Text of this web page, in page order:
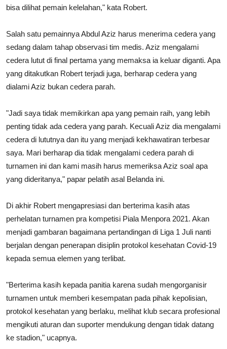
bisa dilihat pemain kelelahan," kata Robert.
Salah satu pemainnya Abdul Aziz harus menerima cedera yang
sedang dalam tahap observasi tim medis. Aziz mengalami
cedera lutut di final pertama yang memaksa ia keluar diganti. Apa
yang ditakutkan Robert terjadi juga, berharap cedera yang
dialami Aziz bukan cedera parah.
"Jadi saya tidak memikirkan apa yang pemain raih, yang lebih
penting tidak ada cedera yang parah. Kecuali Aziz dia mengalami
cedera di lututnya dan itu yang menjadi kekhawatiran terbesar
saya. Mari berharap dia tidak mengalami cedera parah di
turnamen ini dan kami masih harus memeriksa Aziz soal apa
yang dideritanya," papar pelatih asal Belanda ini.
Di akhir Robert mengapresiasi dan berterima kasih atas
perhelatan turnamen pra kompetisi Piala Menpora 2021. Akan
menjadi gambaran bagaimana pertandingan di Liga 1 Juli nanti
berjalan dengan penerapan disiplin protokol kesehatan Covid-19
kepada semua elemen yang terlibat.
"Berterima kasih kepada panitia karena sudah mengorganisir
turnamen untuk memberi kesempatan pada pihak kepolisian,
protokol kesehatan yang berlaku, melihat klub secara profesional
mengikuti aturan dan suporter mendukung dengan tidak datang
ke stadion," ucapnya.